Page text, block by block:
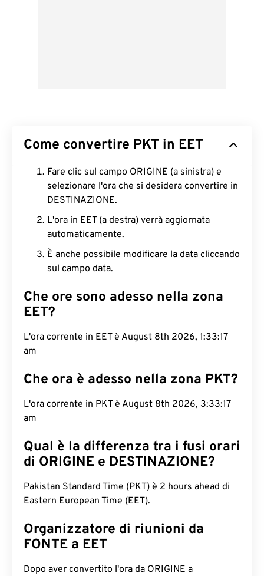
Come convertire PKT in EET
Fare clic sul campo ORIGINE (a sinistra) e
selezionare l'ora che si desidera convertire in
DESTINAZIONE.
L'ora in EET (a destra) verrà aggiornata
automaticamente.
È anche possibile modificare la data cliccando
sul campo data.
Che ore sono adesso nella zona
EET?
L'ora corrente in EET è August 8th 2026, 1:33:18
am
Che ora è adesso nella zona PKT?
L'ora corrente in PKT è August 8th 2026, 3:33:18
am
Qual è la differenza tra i fusi orari
di ORIGINE e DESTINAZIONE?
Pakistan Standard Time (PKT) è 2 hours ahead di
Eastern European Time (EET).
Organizzatore di riunioni da
FONTE a EET
Dopo aver convertito l'ora da ORIGINE a